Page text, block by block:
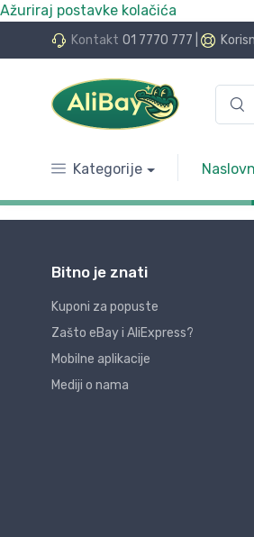
Ažuriraj postavke kolačića
Kontakt 01 7770 777
Kategorije
Bitno je znati
Kuponi za popuste
Zašto eBay i AliExpress?
Mobilne aplikacije
Mediji o nama